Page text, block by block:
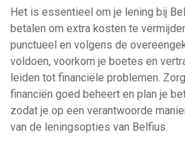
Het is essentieel om je lening bij
betalen om extra kosten te
punctueel en volgens de
voldoen, voorkom je boetes en
leiden tot financiële problemen.
financiën goed beheert en plan je
zodat je op een verantwoorde
van de leningsopties van Belfius.